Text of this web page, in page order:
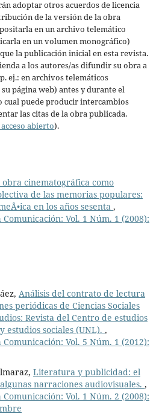
adoptar otros acuerdos de licencia
de la versión de la obra
en un archivo telemático
en un volumen monográfico)
la publicación inicial en esta revista.
a los autores/as difundir su obra a
ej.: en archivos telemáticos
página web) antes y durante el
cual puede producir intercambios
las citas de la obra publicada.
abierto).
obra cinematográfica como
de las memorias populares:
en los años sesenta ,
Vol. 1 Núm. 1 (2008):
Análisis del contrato de lectura
periódicas de Ciencias Sociales
Revista del Centro de estudios
estudios sociales (UNL). ,
Vol. 5 Núm. 1 (2012):
Literatura y publicidad: el
narraciones audiovisuales. ,
Vol. 1 Núm. 2 (2008):